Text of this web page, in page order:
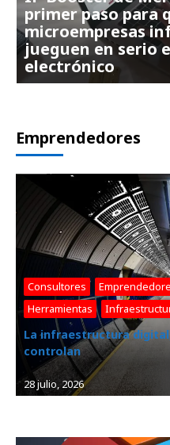
primer paso para
microempresas
jueguen en serio
electrónico
Emprendedores
Consultores ,
Herramientas ,
La infraestructura
controlan
28 julio, 2026